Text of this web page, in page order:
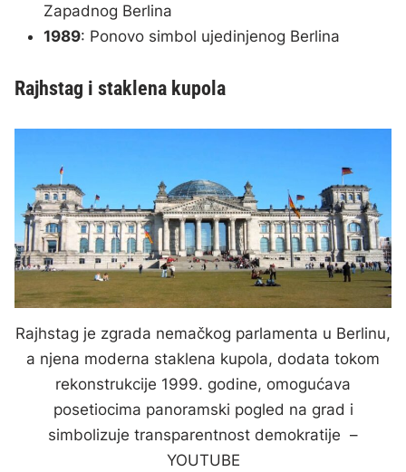
Zapadnog Berlina
1989: Ponovo simbol ujedinjenog Berlina
Rajhstag i staklena kupola
Rajhstag je zgrada nemačkog parlamenta u Berlinu,
a njena moderna staklena kupola, dodata tokom
rekonstrukcije 1999. godine, omogućava
posetiocima panoramski pogled na grad i
simbolizuje transparentnost demokratije –
YOUTUBE